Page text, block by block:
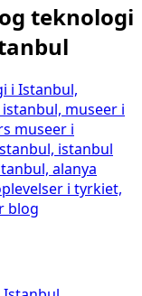
teknologi